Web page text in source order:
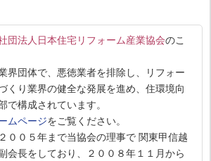
団法人日本住宅リフォーム産業協会のこ
界団体で、悪徳業者を排除し、リフォー
くり業界の健全な発展を進め、住環境向
で構成されています。
ムページをご覧ください。
００５年まで当協会の理事で 関東甲信越
会長をしており、２００８年１１月から